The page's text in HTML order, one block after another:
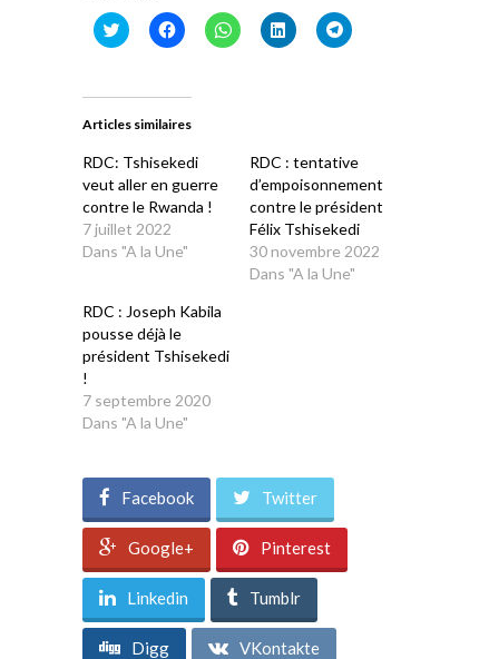
Cliquez
pour
dans
nouvelle
Cliquez
pour
dans
nouvelle
Cliquez
pour
Cliquez
pour
Cliquez
pour
Articles similaires
RDC: Tshisekedi
veut aller en guerre
contre le Rwanda !
7 juillet 2022
Dans "A la Une"
RDC : tentative
d’empoisonnement
contre le président
Félix Tshisekedi
30 novembre 2022
Dans "A la Une"
RDC : Joseph Kabila
pousse déjà le
président Tshisekedi
!
7 septembre 2020
Dans "A la Une"
Facebook Twitter
Google+ Pinterest
Linkedin Tumblr
Digg VKontakte